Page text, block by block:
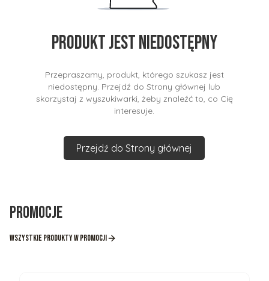
Produkt jest niedostępny
Przepraszamy, produkt, którego szukasz jest
niedostępny. Przejdź do Strony głównej lub
skorzystaj z wyszukiwarki, żeby znaleźć to, co Cię
interesuje.
Przejdź do Strony głównej
Promocje
Wszystkie produkty w promocji